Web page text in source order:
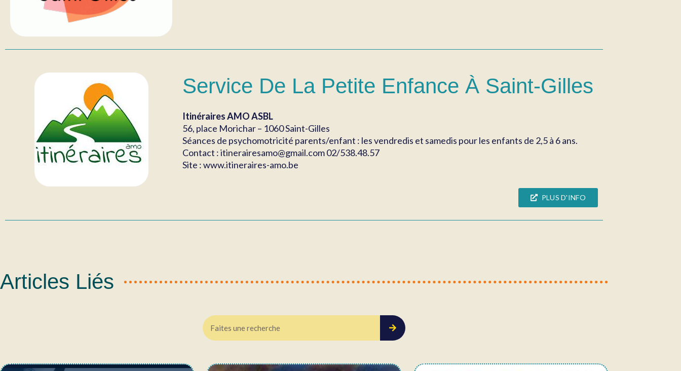
Service De La Petite Enfance À Saint-Gilles
Itinéraires AMO ASBL
56, place Morichar – 1060 Saint-Gilles
Séances de psychomotricité parents/enfant : les vendredis et samedis pour les enfants de 2,5 à 6 ans.
Contact : itinerairesamo@gmail.com 02/538.48.57
Site : www.itineraires-amo.be
PLUS D'INFO
Articles Liés